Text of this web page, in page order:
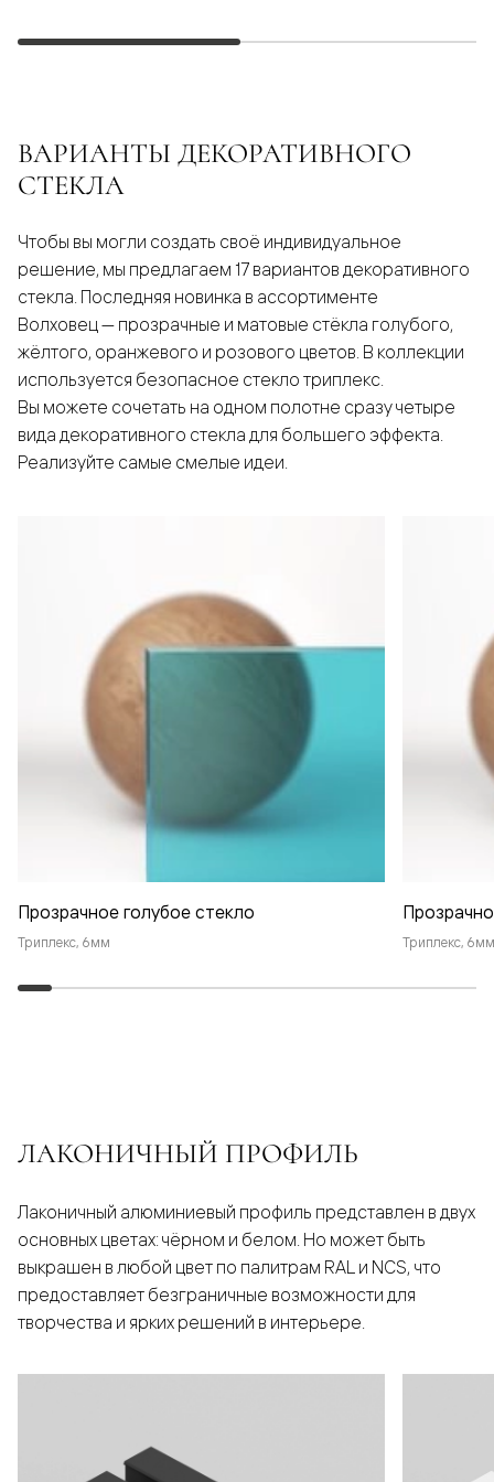
ВАРИАНТЫ ДЕКОРАТИВНОГО
СТЕКЛА
Чтобы вы могли создать своё индивидуальное
решение, мы предлагаем 17 вариантов декоративного
стекла. Последняя новинка в ассортименте
Волховец — прозрачные и матовые стёкла голубого,
жёлтого, оранжевого и розового цветов. В коллекции
используется безопасное стекло триплекс.
Вы можете сочетать на одном полотне сразу четыре
вида декоративного стекла для большего эффекта.
Реализуйте самые смелые идеи.
Прозрачное голубое стекло
Триплекс, 6мм Триплекс, 6мм
ЛАКОНИЧНЫЙ ПРОФИЛЬ
Лаконичный алюминиевый профиль представлен в двух
основных цветах: чёрном и белом. Но может быть
выкрашен в любой цвет по палитрам RAL и NCS, что
предоставляет безграничные возможности для
творчества и ярких решений в интерьере.